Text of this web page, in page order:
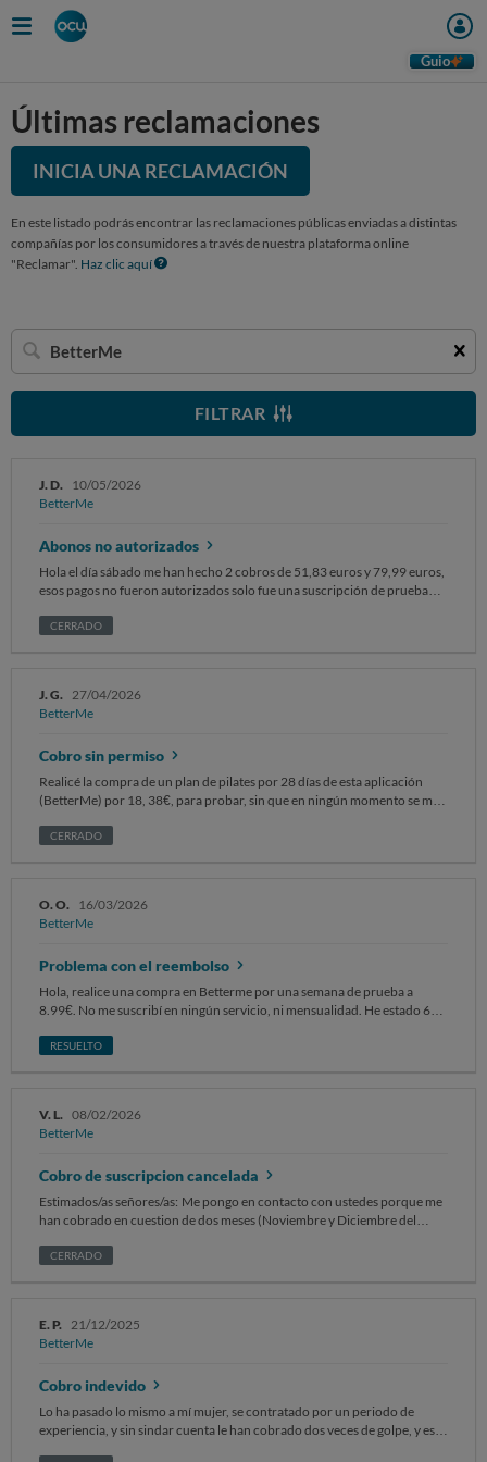
Guio
Últimas reclamaciones
INICIA UNA RECLAMACIÓN
En este listado podrás encontrar las reclamaciones públicas enviadas a distintas
compañías por los consumidores a través de nuestra plataforma online
"Reclamar". Haz clic aquí
Buscar
una
empresa
FILTRAR
J. D. 10/05/2026
BetterMe
Abonos no autorizados
Hola el día sábado me han hecho 2 cobros de 51,83 euros y 79,99 euros,
esos pagos no fueron autorizados solo fue una suscripción de prueba
lo que veo existen muchas referencias por los reclamos que veo deseo
CERRADO
J. G. 27/04/2026
BetterMe
Cobro sin permiso
Realicé la compra de un plan de pilates por 28 días de esta aplicación
(BetterMe) por 18, 38€, para probar, sin que en ningún momento se me
cancelado esa suscripción , pero sin previo aviso me hicieron otro cobro
CERRADO
O. O. 16/03/2026
BetterMe
Problema con el reembolso
Hola, realice una compra en Betterme por una semana de prueba a
8.99€. No me suscribí en ningún servicio, ni mensualidad. He estado 6
ninguna plataforma ni usado sus servicios ya que no sabia que me habían
RESUELTO
V. L. 08/02/2026
BetterMe
Cobro de suscripcion cancelada
Estimados/as señores/as: Me pongo en contacto con ustedes porque me
han cobrado en cuestion de dos meses (Noviembre y Diciembre del
que solicito el reembolso de esos 3 cobros. Son 90 euros en total. Sin
CERRADO
E. P. 21/12/2025
BetterMe
Cobro indevido
Lo ha pasado lo mismo a mí mujer, se contratado por un periodo de
experiencia, y sin sindar cuenta le han cobrado dos veces de golpe, y este